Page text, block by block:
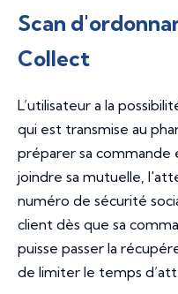
Scan
Collect
L’utilisateur a la
qui est transmise au
préparer sa commande
joindre sa mutuelle,
numéro de sécurité
client dès que sa
puisse passer la
de limiter le temps